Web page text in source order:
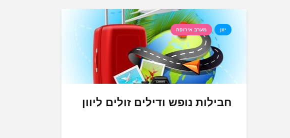
יוון מערב אירופה
חבילות נופש ודילים זולים ליוון